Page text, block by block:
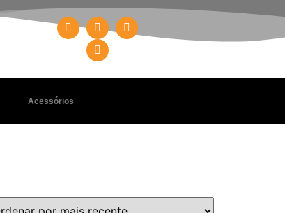
Acessórios